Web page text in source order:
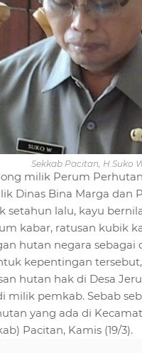
Sekkab Pacitan, H.Suko
milik Perum
Dinas Bina Marga dan
setahun lalu, kayu
kabar, ratusan kubik
hutan negara
kepentingan
hutan hak di Desa
milik pemkab. Sebab
yang ada di
Pacitan, Kamis (19/3).